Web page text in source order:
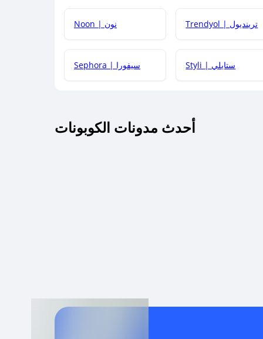
Noon | نون Trendyol | ترينديول
Sephora | سيفورا Styli | ستايلي
أحدث مدونات الكوبونات